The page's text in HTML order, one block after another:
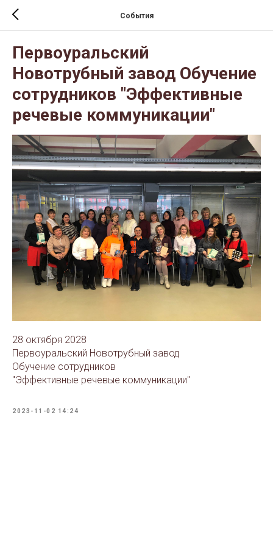
События
Первоуральский
Новотрубный завод Обучение
сотрудников "Эффективные
речевые коммуникации"
28 октября 2028
Первоуральский Новотрубный завод
Обучение сотрудников
"Эффективные речевые коммуникации"
2023-11-02 14:24